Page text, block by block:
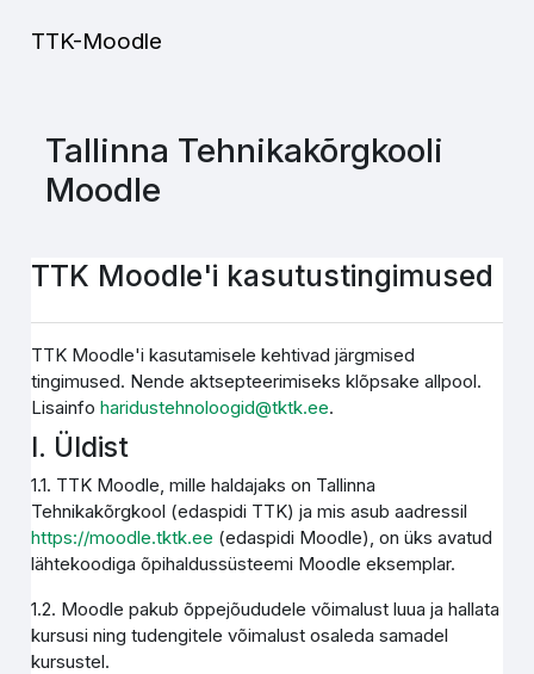
TTK-Moodle
Tallinna Tehnikakõrgkooli
Moodle
TTK Moodle'i kasutustingimused
TTK Moodle'i kasutamisele kehtivad järgmised
tingimused. Nende aktsepteerimiseks klõpsake allpool.
Lisainfoharidustehnoloogid@tktk.ee.
I. Üldist
1.1. TTK Moodle, mille haldajaks on Tallinna
Tehnikakõrgkool (edaspidi TTK) ja mis asub aadressil
https://moodle.tktk.ee (edaspidi Moodle), on üks avatud
lähtekoodiga õpihaldussüsteemi Moodle eksemplar.
1.2. Moodle pakub õppejõududele võimalust luua ja hallata
kursusi ning tudengitele võimalust osaleda samadel
kursustel.